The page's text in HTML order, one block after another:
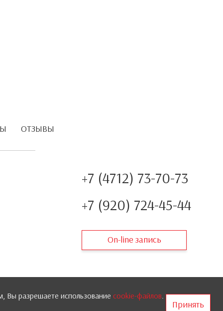
ОТЗЫВЫ
+7 (4712) 73-70-73
+7 (920) 724-45-44
On-line запись
Вы разрешаете использование cookie-файлов.
Принять